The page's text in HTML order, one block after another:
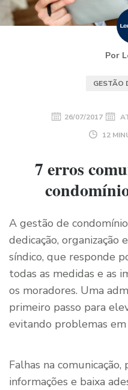
Por
GESTÃO
26/07/2017
12
7 erros
A gestão de
dedicação, organização
síndico, que responde
todas as medidas e as
os moradores. Uma
primeiro passo para
evitando problemas
Falhas na
informações e baixa